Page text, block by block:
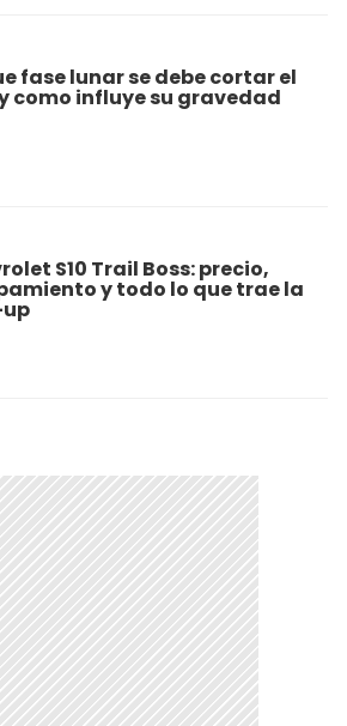
fase lunar se debe cortar el
como influye su gravedad
S10 Trail Boss: precio,
y todo lo que trae la